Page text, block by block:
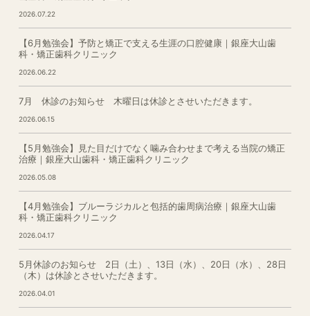
2026.07.22
【6月勉強会】予防と矯正で支える生涯の口腔健康｜銀座大山歯
科・矯正歯科クリニック
2026.06.22
7月 休診のお知らせ 木曜日は休診とさせいただきます。
2026.06.15
【5月勉強会】見た目だけでなく噛み合わせまで考える当院の矯正
治療｜銀座大山歯科・矯正歯科クリニック
2026.05.08
【4月勉強会】ブルーラジカルと包括的歯周病治療｜銀座大山歯
科・矯正歯科クリニック
2026.04.17
5月休診のお知らせ 2日（土）、13日（水）、20日（水）、28日
（木）は休診とさせいただきます。
2026.04.01